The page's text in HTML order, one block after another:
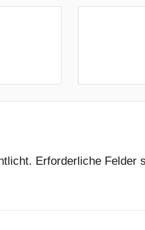
Erforderliche Felder